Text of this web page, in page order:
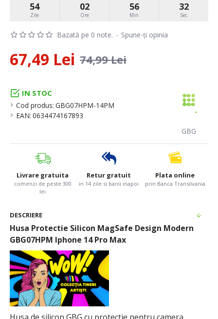
IN STOC
Cod produs: GBG07HPM-14PM
EAN: 0634474167893
GBG
Bazată pe 0 note. - Spune-ţi opinia
54
Zile
02
Ore
56
Min
32
Sec
67,49 Lei 74,99 Lei
Livrare gratuita
comenzi de peste 300
lei
Retur gratuit
in 14 zile si banii inapoi
Plata online
prin Banca Transilvania
DESCRIERE
Husa Protectie Silicon MagSafe Design Modern
GBG07HPM Iphone 14 Pro Max